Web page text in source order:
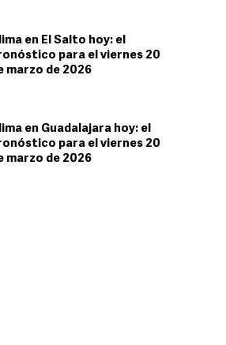
en El Salto hoy: el
para el viernes 20
marzo de 2026
en Guadalajara hoy: el
para el viernes 20
marzo de 2026